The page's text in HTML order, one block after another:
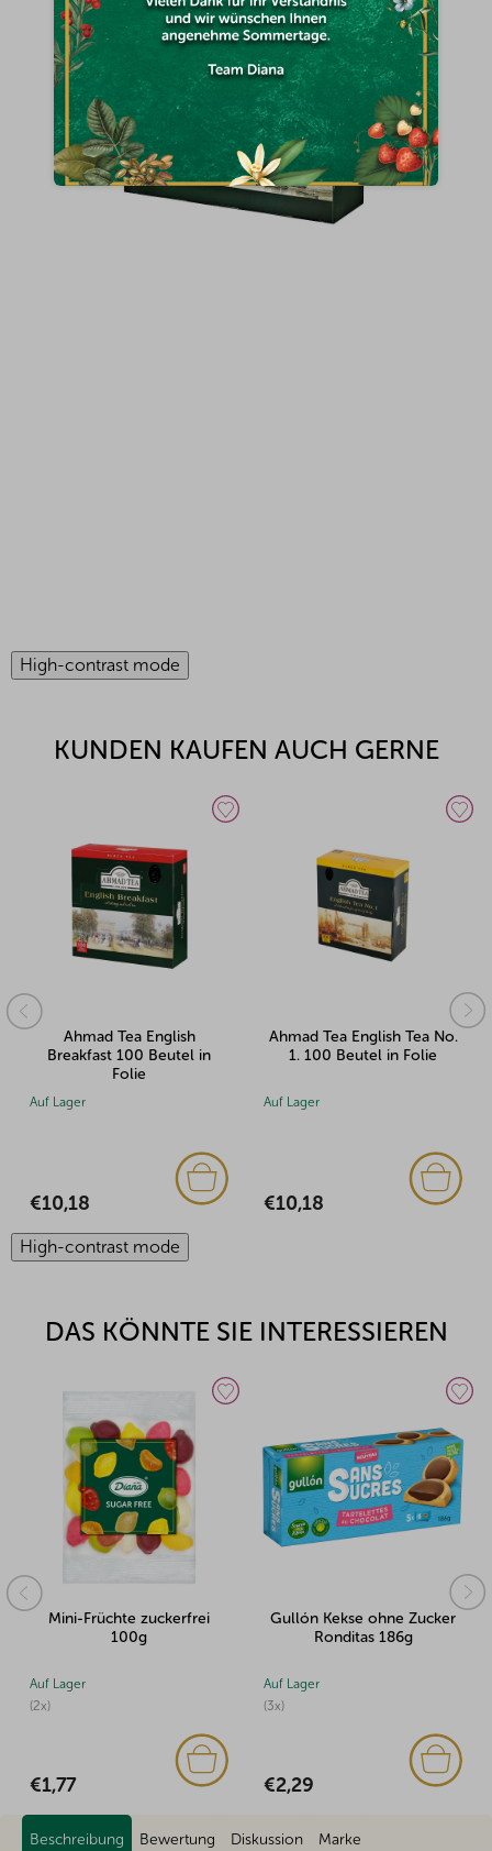
High-contrast mode
KUNDEN KAUFEN AUCH GERNE
Ahmad Tea English
Breakfast 100 Beutel in
Folie
Auf Lager
€10,18
Ahmad Tea English Tea No.
1. 100 Beutel in Folie
Auf Lager
€10,18
High-contrast mode
DAS KÖNNTE SIE INTERESSIEREN
Mini-Früchte zuckerfrei
100g
(2x)
Auf Lager
€1,77
Gullón Kekse ohne Zucker
Ronditas 186g
(3x)
Auf Lager
€2,29
Beschreibung Bewertung Diskussion Marke